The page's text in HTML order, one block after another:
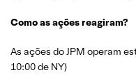
Como as ações reagiram?
As ações do JPM operam
10:00 de NY)